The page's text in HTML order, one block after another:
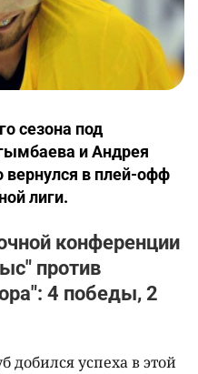
сезона под
и Андрея
вернулся в плей-офф
лиги.
конференции
против
4 победы, 2
добился успеха в этой